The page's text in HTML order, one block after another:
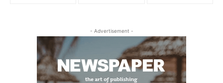
- Advertisement -